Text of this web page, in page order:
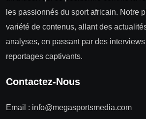
les passionnés du sport africain. Notre
variété de contenus, allant des
analyses, en passant par des
reportages captivants.
Contactez-Nous
Email : info@megasportsmedia.com